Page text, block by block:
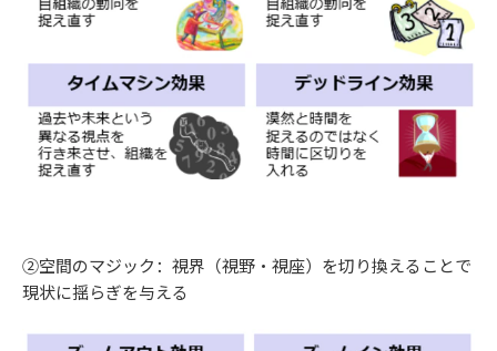
➁空間のマジック：視界（視野・視座）を切り換えることで
現状に揺らぎを与える